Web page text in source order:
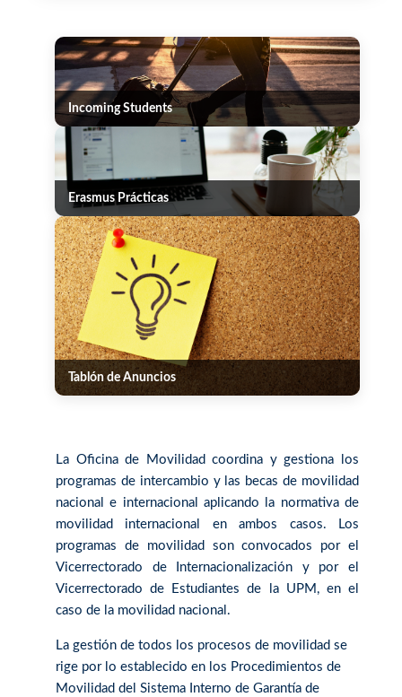
Incoming Students
Erasmus Prácticas
Tablón de Anuncios
La Oficina de Movilidad coordina y gestiona los
programas de intercambio y las becas de movilidad
nacional e internacional aplicando la normativa de
movilidad internacional en ambos casos. Los
programas de movilidad son convocados por el
Vicerrectorado de Internacionalización y por el
Vicerrectorado de Estudiantes de la UPM, en el
caso de la movilidad nacional.
La gestión de todos los procesos de movilidad se
rige por lo establecido en los Procedimientos de
Movilidad del Sistema Interno de Garantía de